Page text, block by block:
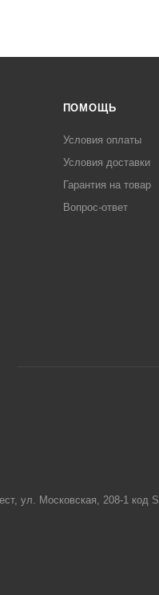
ПОМОЩЬ
Условия оплаты
Условия доставки
Гарантия на товар
Вопрос-ответ
ул. Московская, 208-1 код